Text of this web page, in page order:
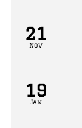
21
Nov
19
Jan